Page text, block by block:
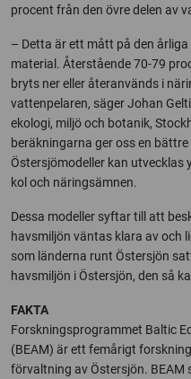
procent från den övre delen av
– Detta är ett mått på den
material. Återstående 70-79
bryts ner eller återanvänds i
vattenpelaren, säger Johan
ekologi, miljö och botanik,
beräkningarna ger oss en
Östersjömodeller kan
kol och näringsämnen.
Dessa modeller syftar till att
havsmiljön väntas klara av och
som länderna runt Östersjön
havsmiljön i Östersjön, den så
FAKTA
Forskningsprogrammet Baltic
(BEAM) är ett femårigt
förvaltning av Östersjön.